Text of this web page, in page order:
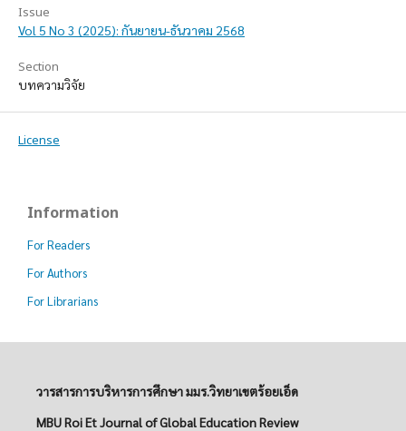
Issue
Vol 5 No 3 (2025): กันยายน-ธันวาคม 2568
Section
บทความวิจัย
License
Information
For Readers
For Authors
For Librarians
วารสารการบริหารการศึกษา มมร.วิทยาเขตร้อยเอ็ด
MBU Roi Et Journal of Global Education Review